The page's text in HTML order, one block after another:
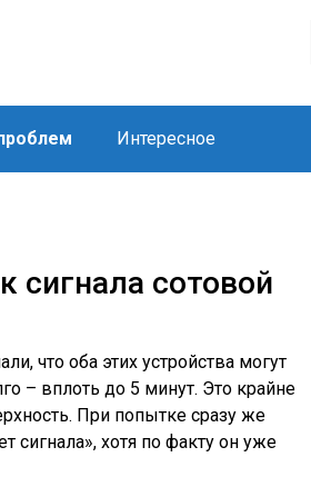
Интересное
сигнала сотовой
что оба этих устройства могут
– вплоть до 5 минут. Это крайне
При попытке сразу же
сигнала», хотя по факту он уже